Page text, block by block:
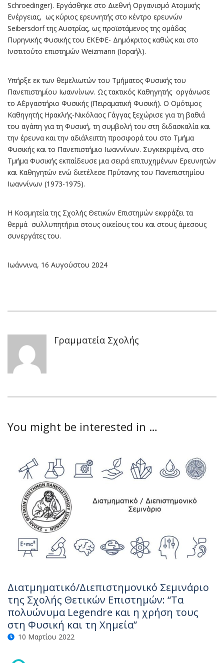
Schroedinger). Εργάσθηκε στο Διεθνή Οργανισμό Ατομικής
Ενέργειας, ως κύριος ερευνητής στο κέντρο ερευνών
Seibersdorf της Αυστρίας, ως προϊστάμενος της ομάδας
Πυρηνικής Φυσικής του ΕΚΕΦΕ- Δημόκριτος καθώς και στο
Ινστιτούτο επιστημών Weizmann (Ισραήλ).
Υπήρξε εκ των θεμελιωτών του Τμήματος Φυσικής του
Πανεπιστημίου Ιωαννίνων. Ως τακτικός Καθηγητής οργάνωσε
το Α΄Εργαστήριο Φυσικής (Πειραματική Φυσική). Ο Ομότιμος
Καθηγητής Ηρακλής-Νικόλαος Γάγγας ξεχώρισε για τη βαθιά
του αγάπη για τη Φυσική, τη συμβολή του στη διδασκαλία και
την έρευνα και την αδιάλειπτη προσφορά του στο Τμήμα
Φυσικής και το Πανεπιστήμιο Ιωαννίνων. Συγκεκριμένα, στο
Τμήμα Φυσικής εκπαίδευσε μια σειρά επιτυχημένων Ερευνητών
και Καθηγητών ενώ διετέλεσε Πρύτανης του Πανεπιστημίου
Ιωαννίνων (1973-1975).
Η Κοσμητεία της Σχολής Θετικών Επιστημών εκφράζει τα
θερμά συλλυπητήρια στους οικείους του και στους άμεσους
συνεργάτες του.
Ιωάννινα, 16 Αυγούστου 2024
Γραμματεία Σχολής
You might be interested in …
Διατμηματικό/Διεπιστημονικό Σεμινάριο
της Σχολής Θετικών Επιστημών: “Τα
πολυώνυμα Legendre και η χρήση τους
στη Φυσική και τη Χημεία”
10 Μαρτίου 2022